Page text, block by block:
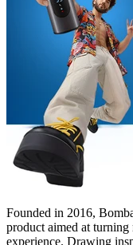
Founded in 2016,
product aimed at
experience. Drawing